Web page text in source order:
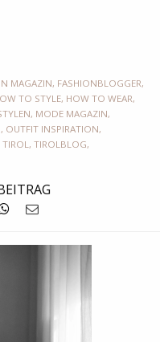
MAGAZIN, FASHIONBLOGGER,
TO STYLE, HOW TO WEAR,
, MODE MAGAZIN,
, OUTFIT INSPIRATION,
TIROL , TIROLBLOG,